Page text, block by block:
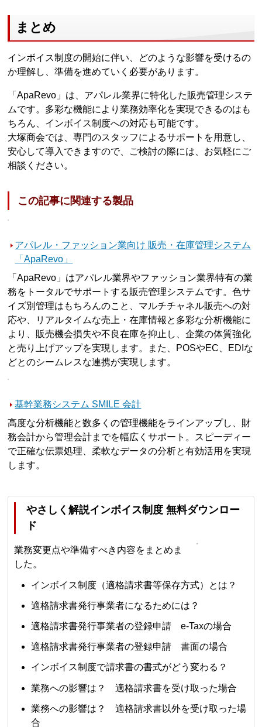
まとめ
インボイス制度の開始に伴い、どのような影響を受けるの
か理解し、準備を進めていく必要があります。
「ApaRevo」は、アパレル業界に特化した販売管理システ
ムです。多彩な機能により業務効率化を実現できるのはも
ちろん、インボイス制度への対応も可能です。
大塚商会では、専門のスタッフによるサポートを用意し、
安心して導入できますので、ご検討の際には、お気軽にご
相談ください。
この記事に関連する製品
アパレル・ファッション業向け 販売・在庫管理システム
「ApaRevo」
「ApaRevo」はアパレル業界やファッション業界特有の業
務をトータルでサポートする販売管理システムです。色サ
イズ別管理はもちろんのこと、マルチチャネル販売への対
応や、リアルタイムな売上・在庫情報と多彩な分析機能に
より、販売機会損失や不良在庫を抑止し、企業の体質強化
と売り上げアップを実現します。また、POSやEC、EDIな
どとのシームレスな連携が実現します。
基幹業務システム SMILE 会計
高度な分析機能と数多くの管理機能をラインアップし、財
務会計から管理会計までを幅広くサポート。スピーディー
で正確な伝票処理、柔軟なデータの分析と有効活用を実現
します。
やさしく解説インボイス制度 無料ダウンロー
ド
業務変更点や準備すべき内容をまとめま
した。
インボイス制度（適格請求書等保存方式）とは？
適格請求書発行事業者になるためには？
適格請求書発行事業者の登録申請 e-Taxの場合
適格請求書発行事業者の登録申請 書面の場合
インボイス制度で請求書の書式がどう変わる？
業務への影響は？ 適格請求書を受け取った場合
業務への影響は？ 適格請求書以外を受け取った場
合